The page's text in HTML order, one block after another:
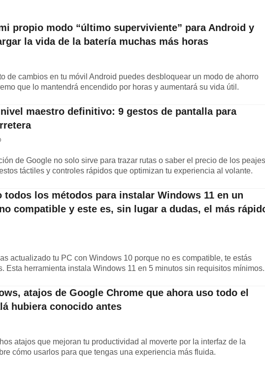
propio modo “último superviviente” para Android y
la vida de la batería muchas más horas
de cambios en tu móvil Android puedes desbloquear un modo de ahorro
que lo mantendrá encendido por horas y aumentará su vida útil.
maestro definitivo: 9 gestos de pantalla para
de Google no solo sirve para trazar rutas o saber el precio de los
táctiles y controles rápidos que optimizan tu experiencia al volante.
todos los métodos para instalar Windows 11 en un
compatible y este es, sin lugar a dudas, el más
actualizado tu PC con Windows 10 porque no es compatible, te estás
Esta herramienta instala Windows 11 en 5 minutos sin requisitos mínimos.
atajos de Google Chrome que ahora uso todo el
hubiera conocido antes
atajos que mejoran tu productividad al moverte por la interfaz de la
cómo usarlos para que tengas una experiencia más fluida.